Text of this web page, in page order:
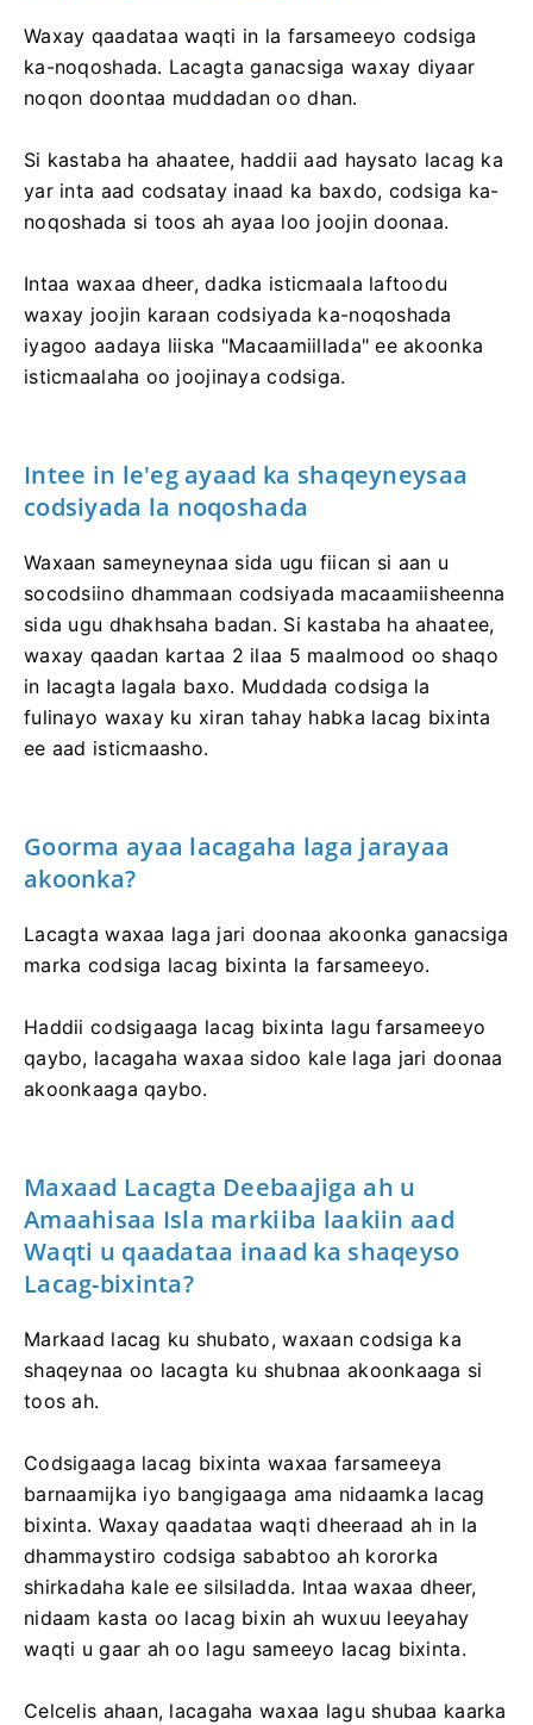
Waxay qaadataa waqti in la farsameeyo codsiga
ka-noqoshada. Lacagta ganacsiga waxay diyaar
noqon doontaa muddadan oo dhan.
Si kastaba ha ahaatee, haddii aad haysato lacag ka
yar inta aad codsatay inaad ka baxdo, codsiga ka-
noqoshada si toos ah ayaa loo joojin doonaa.
Intaa waxaa dheer, dadka isticmaala laftoodu
waxay joojin karaan codsiyada ka-noqoshada
iyagoo aadaya liiska "Macaamiillada" ee akoonka
isticmaalaha oo joojinaya codsiga.
Intee in le'eg ayaad ka shaqeyneysaa
codsiyada la noqoshada
Waxaan sameyneynaa sida ugu fiican si aan u
socodsiino dhammaan codsiyada macaamiisheenna
sida ugu dhakhsaha badan. Si kastaba ha ahaatee,
waxay qaadan kartaa 2 ilaa 5 maalmood oo shaqo
in lacagta lagala baxo. Muddada codsiga la
fulinayo waxay ku xiran tahay habka lacag bixinta
ee aad isticmaasho.
Goorma ayaa lacagaha laga jarayaa
akoonka?
Lacagta waxaa laga jari doonaa akoonka ganacsiga
marka codsiga lacag bixinta la farsameeyo.
Haddii codsigaaga lacag bixinta lagu farsameeyo
qaybo, lacagaha waxaa sidoo kale laga jari doonaa
akoonkaaga qaybo.
Maxaad Lacagta Deebaajiga ah u
Amaahisaa Isla markiiba laakiin aad
Waqti u qaadataa inaad ka shaqeyso
Lacag-bixinta?
Markaad lacag ku shubato, waxaan codsiga ka
shaqeynaa oo lacagta ku shubnaa akoonkaaga si
toos ah.
Codsigaaga lacag bixinta waxaa farsameeya
barnaamijka iyo bangigaaga ama nidaamka lacag
bixinta. Waxay qaadataa waqti dheeraad ah in la
dhammaystiro codsiga sababtoo ah kororka
shirkadaha kale ee silsiladda. Intaa waxaa dheer,
nidaam kasta oo lacag bixin ah wuxuu leeyahay
waqti u gaar ah oo lagu sameeyo lacag bixinta.
Celcelis ahaan, lacagaha waxaa lagu shubaa kaarka